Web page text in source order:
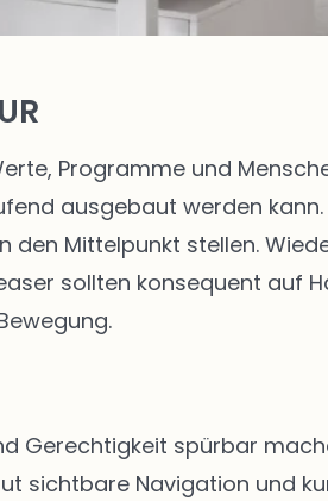
Programme und
ausgebaut werden
Mittelpunkt stellen.
sollten konsequent auf
Gerechtigkeit spürbar
sichtbare Navigation und